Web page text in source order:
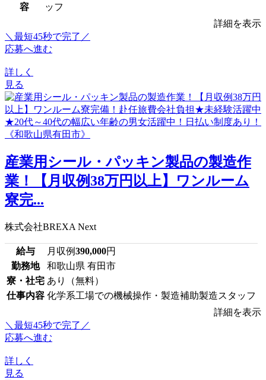
容
ッフ
詳細を表示
＼最短45秒で完了／
応募へ進む
詳しく
見る
産業用シール・パッキン製品の製造作
業！【月収例38万円以上】ワンルーム
寮完...
株式会社BREXA Next
給与 月収例390,000円
勤務地
和歌山県 有田市
寮・社宅 あり（無料）
仕事内容 化学系工場での機械操作・製造補助製造スタッフ
詳細を表示
＼最短45秒で完了／
応募へ進む
詳しく
見る